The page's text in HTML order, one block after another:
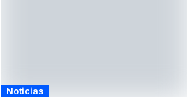
Noticias